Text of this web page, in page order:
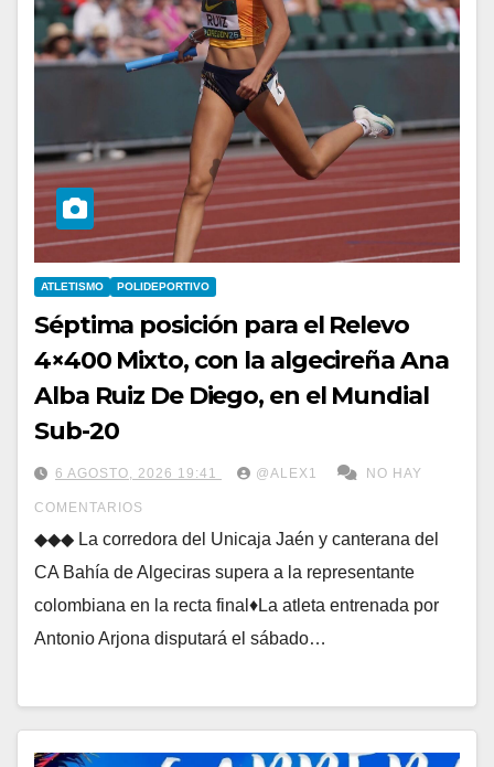
ATLETISMO POLIDEPORTIVO
Séptima posición para el Relevo
4×400 Mixto, con la algecireña Ana
Alba Ruiz De Diego, en el Mundial
Sub-20
6 AGOSTO, 2026 19:41 @ALEX1 NO HAY
COMENTARIOS
◆◆◆ La corredora del Unicaja Jaén y canterana del
CA Bahía de Algeciras supera a la representante
colombiana en la recta final♦La atleta entrenada por
Antonio Arjona disputará el sábado…